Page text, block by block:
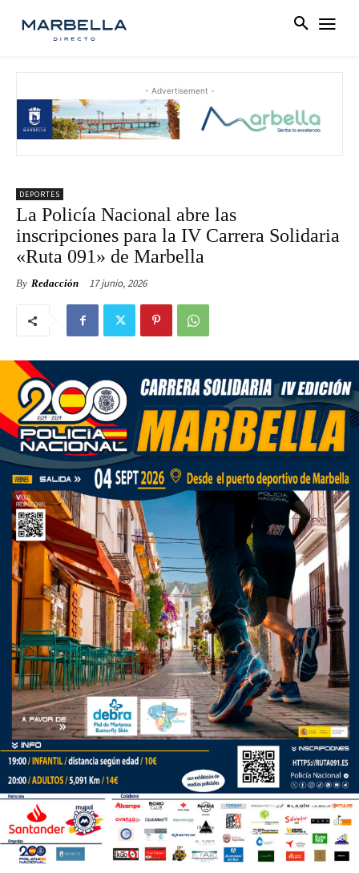
- Advertisement -
DEPORTES
La Policía Nacional abre las
inscripciones para la IV Carrera Solidaria
«Ruta 091» de Marbella
By Redacción 17 junio, 2026